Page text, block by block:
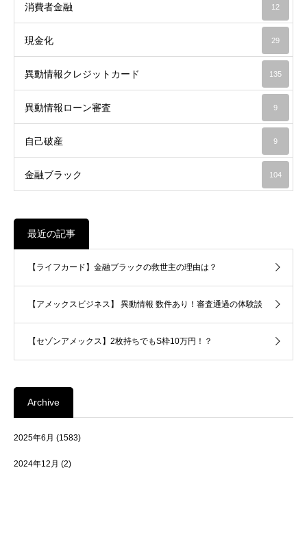
消費者金融 12
現金化 29
異動情報クレジットカード 135
異動情報ローン審査 9
自己破産 9
金融ブラック 104
最近の記事
【ライフカード】金融ブラックの救世主の理由は？
【アメックスビジネス】 異動情報 数件あり！審査通過の体験談
【セゾンアメックス】2枚持ちでもS枠10万円！？
Archive
2025年6月 (1583)
2024年12月 (2)